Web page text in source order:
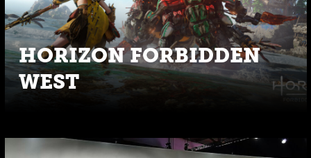
HORIZON FORBIDDEN
WEST